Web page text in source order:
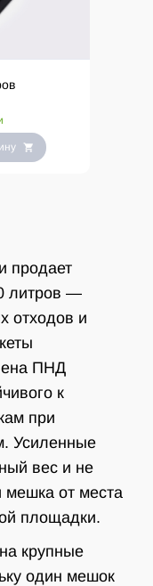
продает
литров —
отходов и
ПНД
к
при
Усиленные
вес и не
мешка от места
площадки.
крупные
один мешок